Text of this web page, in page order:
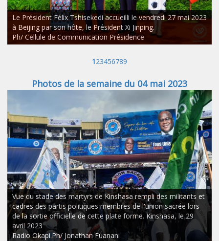
Le Président Félix Tshisekedi accueilli le vendredi 27 mai 2023
à Beijing par son hôte, le Président Xi Jinping.
Ph/ Cellule de Communication Présidence
123456789
Photos de la semaine du 04 mai 2023
Vue du stade des martyrs de Kinshasa rempli des militants et
cadres des partis politiques membres de l'union sacrée lors
de la sortie officielle de cette plate forme. Kinshasa, le 29
avril 2023
Radio Okapi.Ph/ Jonathan Fuanani